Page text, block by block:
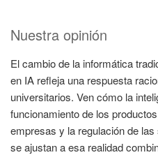
Nuestra opinión
El cambio de la informática
en IA refleja una respuesta
universitarios. Ven cómo la
funcionamiento de los
empresas y la regulación de
se ajustan a esa realidad